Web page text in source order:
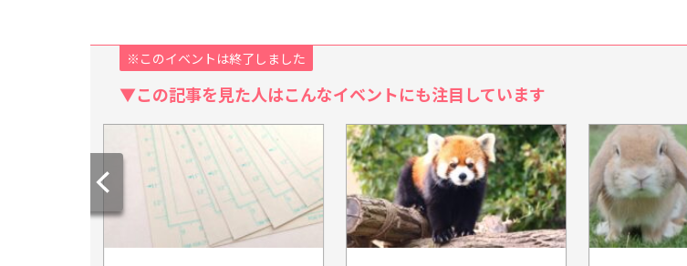
※このイベントは終了しました
▼この記事を見た人はこんなイベントにも注目しています